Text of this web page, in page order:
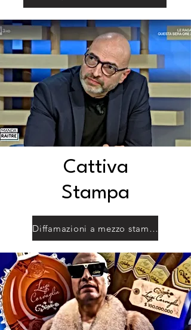
Cattiva
Stampa
Diffamazioni a mezzo stampa